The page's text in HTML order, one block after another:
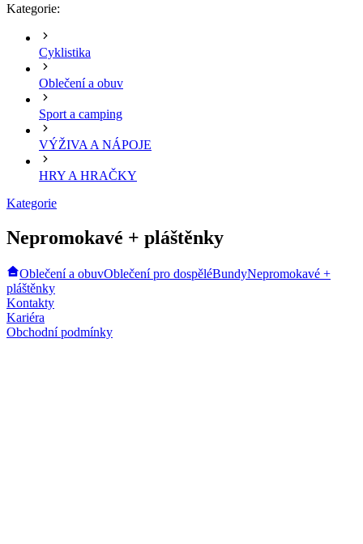
Kategorie:
Cyklistika
Oblečení a obuv
Sport a camping
VÝŽIVA A NÁPOJE
HRY A HRAČKY
Kategorie
Nepromokavé + pláštěnky
Oblečení a obuvOblečení pro dospěléBundyNepromokavé +
pláštěnky
Kontakty
Kariéra
Obchodní podmínky